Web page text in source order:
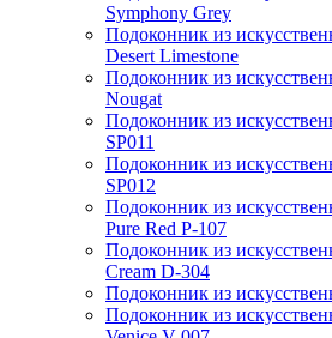
Symphony Grey
Подоконник из
Desert Limestone
Подоконник из
Nougat
Подоконник из
SP011
Подоконник из
SP012
Подоконник из
Pure Red P-107
Подоконник из
Cream D-304
Подоконник из
Подоконник из